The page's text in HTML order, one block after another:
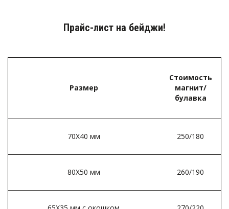
Прайс-лист на бейджи!
Размер
Стоимость
магнит/
булавка­
70Х40 мм­ 250/180
80Х50 мм­ 260/190